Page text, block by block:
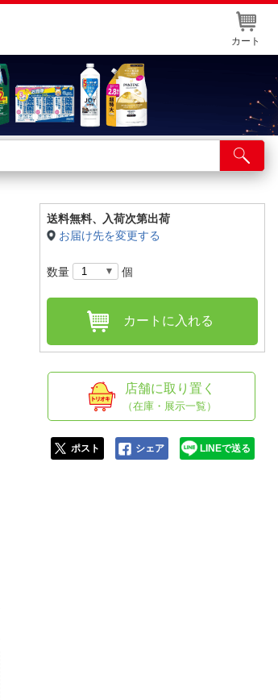
カート
送料無料、
入荷次第出荷
お届け先を変更する
数量 個
カートに入れる
店舗に取り置く
（在庫・展示一覧）
ポスト シェア LINEで送る